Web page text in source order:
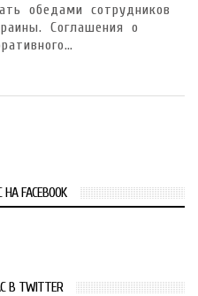
обедами сотрудников
Соглашения о
FACEBOOK
В TWITTER